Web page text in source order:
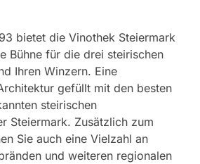
bietet die Vinothek Steiermark
Bühne für die drei steirischen
Ihren Winzern. Eine
gefüllt mit den besten
steirischen
Steiermark. Zusätzlich zum
Sie auch eine Vielzahl an
und weiteren regionalen